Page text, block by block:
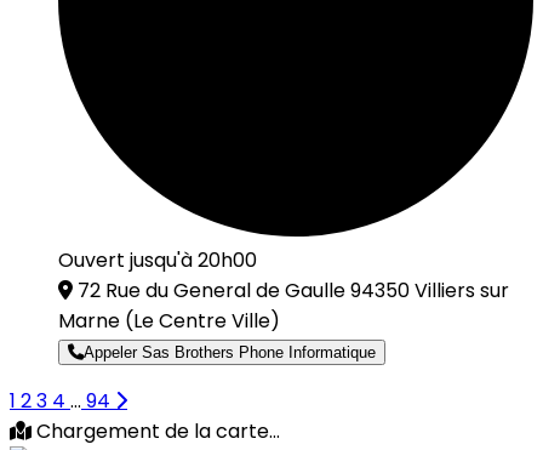
Ouvert jusqu'à 20h00
72 Rue du General de Gaulle 94350 Villiers sur
Marne (Le Centre Ville)
Appeler Sas Brothers Phone Informatique
1 23 4 ... 94
Chargement de la carte...